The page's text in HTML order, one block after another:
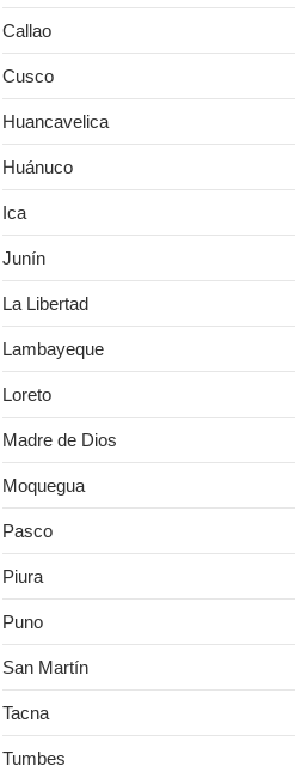
Callao
Cusco
Huancavelica
Huánuco
Ica
Junín
La Libertad
Lambayeque
Loreto
Madre de Dios
Moquegua
Pasco
Piura
Puno
San Martín
Tacna
Tumbes